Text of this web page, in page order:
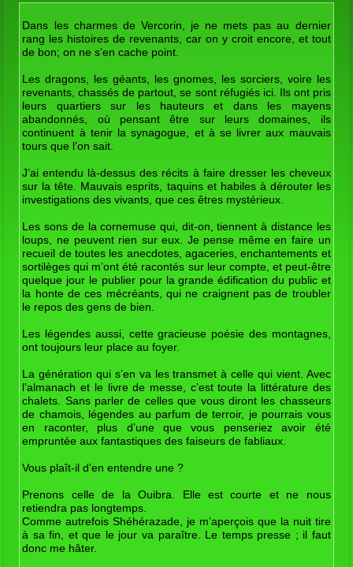
Dans les charmes de Vercorin, je ne mets pas au dernier
rang les histoires de revenants, car on y croit encore, et tout
de bon; on ne s’en cache point.
Les dragons, les géants, les gnomes, les sorciers, voire les
revenants, chassés de partout, se sont réfugiés ici. Ils ont pris
leurs quartiers sur les hauteurs et dans les mayens
abandonnés, où pensant être sur leurs domaines, ils
continuent à tenir la synagogue, et à se livrer aux mauvais
tours que l’on sait.
J’ai entendu là-dessus des récits à faire dresser les cheveux
sur la tête. Mauvais esprits, taquins et habiles à dérouter les
investigations des vivants, que ces êtres mystérieux.
Les sons de la cornemuse qui, dit-on, tiennent à distance les
loups, ne peuvent rien sur eux. Je pense même en faire un
recueil de toutes les anecdotes, agaceries, enchantements et
sortilèges qui m’ont été racontés sur leur compte, et peut-être
quelque jour le publier pour la grande édification du public et
la honte de ces mécréants, qui ne craignent pas de troubler
le repos des gens de bien.
Les légendes aussi, cette gracieuse poésie des montagnes,
ont toujours leur place au foyer.
La génération qui s’en va les transmet à celle qui vient. Avec
l’almanach et le livre de messe, c’est toute la littérature des
chalets. Sans parler de celles que vous diront les chasseurs
de chamois, légendes au parfum de terroir, je pourrais vous
en raconter, plus d’une que vous penseriez avoir été
empruntée aux fantastiques des faiseurs de fabliaux.
Vous plaît-il d’en entendre une ?
Prenons celle de la Ouibra. Elle est courte et ne nous
retiendra pas longtemps.
Comme autrefois Shéhérazade, je m’aperçois que la nuit tire
à sa fin, et que le jour va paraître. Le temps presse ; il faut
donc me hâter.